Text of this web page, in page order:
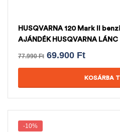
HUSQVARNA 120 Mark II
AJÁNDÉK HUSQVARNA LÁNC
77.990Ft 69.900 Ft
KOSÁRBA
-10%